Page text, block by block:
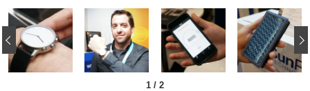
[EdoErgo] オフィスチェア 椅子 テレワーク 疲れな
い 跳ね上げ式アームレスト コンパクト 約105度ロッ
キング pc 事務椅子 360度回転 座面昇降 強化ナイロ
ン樹脂ベース 通気性メッシュ 在宅ワーク H-WY01
(黒網+黒枠+黒足)
￥5,699
EIZO ビジネス向けプレミアムモニター | FlexScan
EV3240X-WT | 31.5型4K UHD・USB Type-C・ホワ
イト
￥105,595
Amazonベーシック ペットシーツ 薄型 レギュラー 1
回使い捨て 無香料 ホワイト 300枚
￥3,373
1 / 2
‹